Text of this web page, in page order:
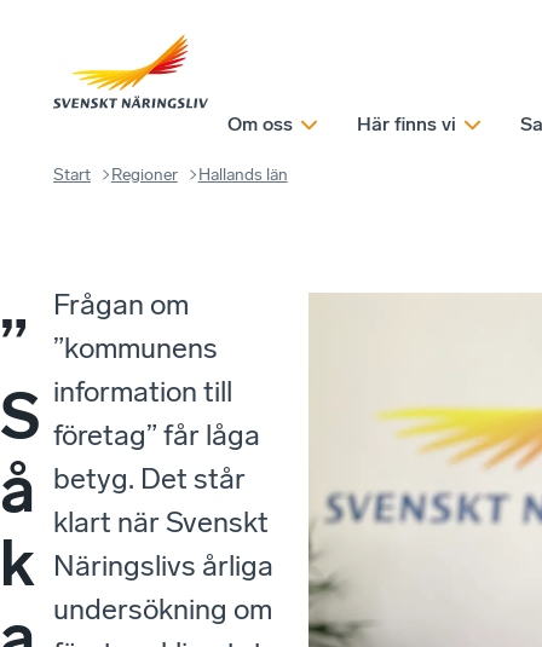
Om oss Här finns vi
Start Regioner Hallands län
”
S
å
k
Frågan om
”kommunens
information till
företag” får låga
betyg. Det står
klart när Svenskt
Näringslivs årliga
undersökning om